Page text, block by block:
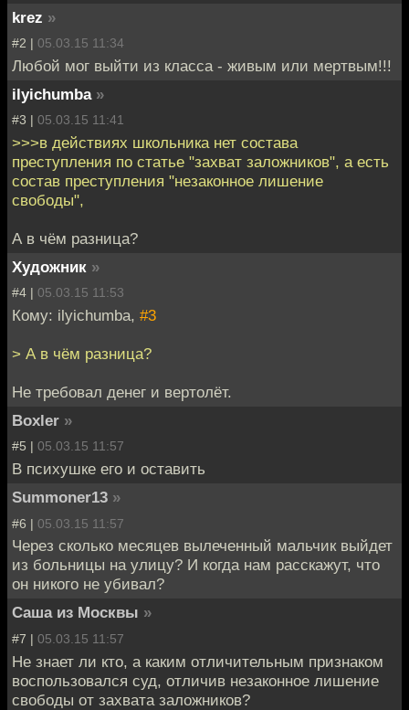
krez »
#2 | 05.03.15 11:34
Любой мог выйти из класса - живым или мертвым!!!
ilyichumba »
#3 | 05.03.15 11:41
>>>в действиях школьника нет состава
преступления по статье "захват заложников", а есть
состав преступления "незаконное лишение
свободы",
А в чём разница?
Художник »
#4 | 05.03.15 11:53
Кому: ilyichumba, #3
> А в чём разница?
Не требовал денег и вертолёт.
Boxler »
#5 | 05.03.15 11:57
В психушке его и оставить
Summoner13 »
#6 | 05.03.15 11:57
Через сколько месяцев вылеченный мальчик выйдет
из больницы на улицу? И когда нам расскажут, что
он никого не убивал?
Саша из Москвы »
#7 | 05.03.15 11:57
Не знает ли кто, а каким отличительным признаком
воспользовался суд, отличив незаконное лишение
свободы от захвата заложников?